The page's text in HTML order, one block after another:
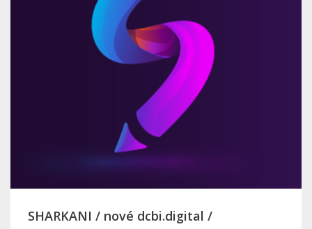
SHARKANI / nové dcbi.digital /